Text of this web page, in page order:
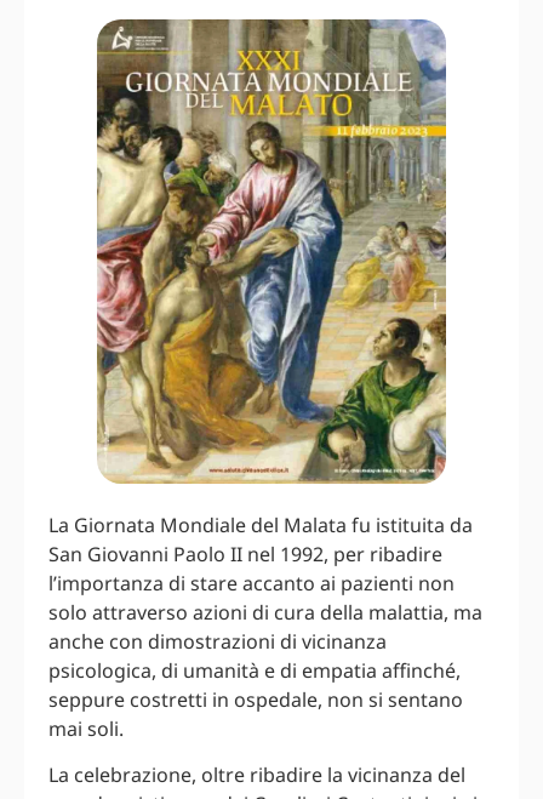
La Giornata Mondiale del Malata fu istituita da
San Giovanni Paolo II nel 1992, per ribadire
l’importanza di stare accanto ai pazienti non
solo attraverso azioni di cura della malattia, ma
anche con dimostrazioni di vicinanza
psicologica, di umanità e di empatia affinché,
seppure costretti in ospedale, non si sentano
mai soli.
La celebrazione, oltre ribadire la vicinanza del